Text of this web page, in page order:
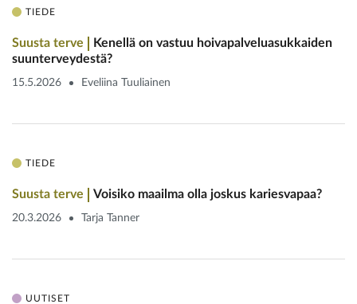
TIEDE
Suusta terve
Kenellä on vastuu hoivapalvelu­asukkaiden
suunterveydestä?
15.5.2026 Eveliina Tuuliainen
TIEDE
Suusta terve Voisiko maailma olla joskus kariesvapaa?
20.3.2026 Tarja Tanner
UUTISET